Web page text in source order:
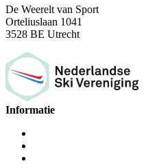
De Weerelt van Sport
Orteliuslaan 1041
3528 BE Utrecht
Informatie